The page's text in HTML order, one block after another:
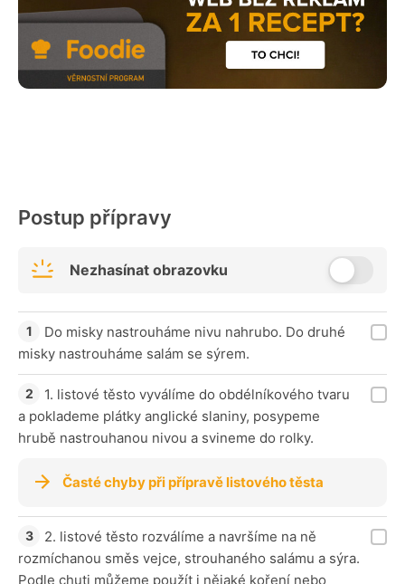
Postup přípravy
Nezhasínat obrazovku
Do misky nastrouháme nivu nahrubo. Do druhé
misky nastrouháme salám se sýrem.
1. listové těsto vyválíme do obdélníkového tvaru
a poklademe plátky anglické slaniny, posypeme
hrubě nastrouhanou nivou a svineme do rolky.
Časté chyby při přípravě listového těsta
2. listové těsto rozválíme a navršíme na ně
rozmíchanou směs vejce, strouhaného salámu a sýra.
Podle chuti můžeme použít i nějaké koření nebo